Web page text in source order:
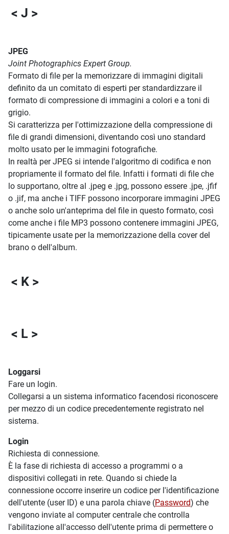
< J >
JPEG
Joint Photographics Expert Group.
Formato di file per la memorizzare di immagini digitali
definito da un comitato di esperti per standardizzare il
formato di compressione di immagini a colori e a toni di
grigio.
Si caratterizza per l'ottimizzazione della compressione di
file di grandi dimensioni, diventando così uno standard
molto usato per le immagini fotografiche.
In realtà per JPEG si intende l'algoritmo di codifica e non
propriamente il formato del file. Infatti i formati di file che
lo supportano, oltre al .jpeg e .jpg, possono essere .jpe, .jfif
o .jif, ma anche i TIFF possono incorporare immagini JPEG
o anche solo un'anteprima del file in questo formato, così
come anche i file MP3 possono contenere immagini JPEG,
tipicamente usate per la memorizzazione della cover del
brano o dell'album.
< K >
< L >
Loggarsi
Fare un login.
Collegarsi a un sistema informatico facendosi riconoscere
per mezzo di un codice precedentemente registrato nel
sistema.
Login
Richiesta di connessione.
È la fase di richiesta di accesso a programmi o a
dispositivi collegati in rete. Quando si chiede la
connessione occorre inserire un codice per l'identificazione
dell'utente (user ID) e una parola chiave (Password) che
vengono inviate al computer centrale che controlla
l'abilitazione all'accesso dell'utente prima di permettere o